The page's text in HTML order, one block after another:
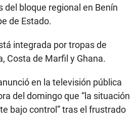
del bloque regional en Benín
de Estado.
integrada por tropas de
Costa de Marfil y Ghana.
en la televisión pública
del domingo que “la situación
bajo control” tras el frustrado